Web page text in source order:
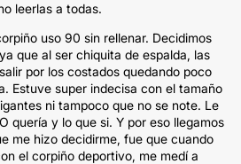
leerlas a todas.
uso 90 sin rellenar. Decidimos
que al ser chiquita de espalda, las
por los costados quedando poco
Estuve super indecisa con el tamaño
ni tampoco que no se note. Le
quería y lo que si. Y por eso llegamos
me hizo decidirme, fue que cuando
el corpiño deportivo, me medí a